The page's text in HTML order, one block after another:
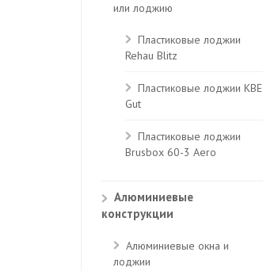
или лоджию
Пластиковые лоджии
Rehau Blitz
Пластиковые лоджии КВЕ
Gut
Пластиковые лоджии
Brusbox 60-3 Aero
Алюминиевые
конструкции
Алюминиевые окна и
лоджии